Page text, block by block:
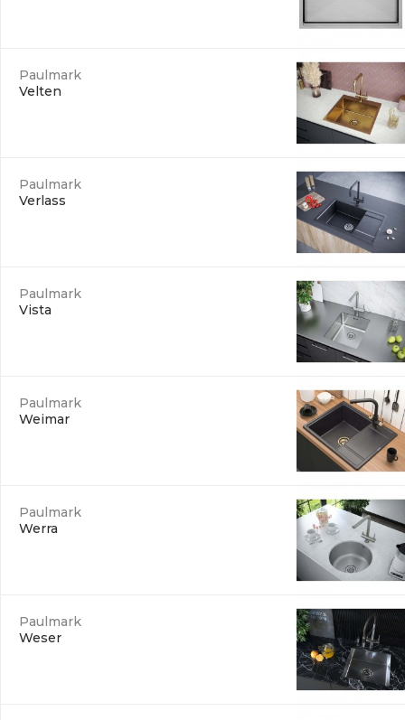
Paulmark
Velten
Paulmark
Verlass
Paulmark
Vista
Paulmark
Weimar
Paulmark
Werra
Paulmark
Weser